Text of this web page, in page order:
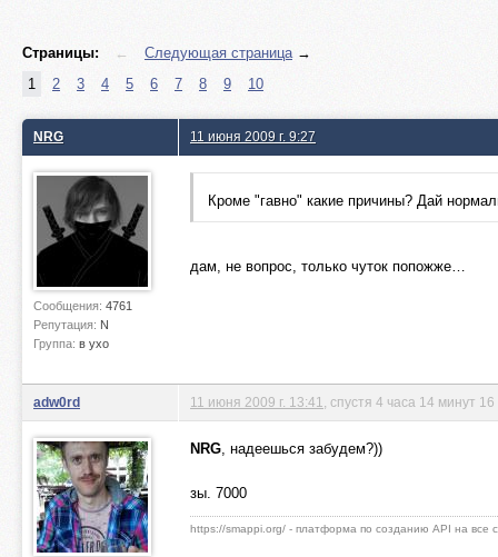
Страницы: ← Следующая страница→
1
2 3 4 5 6 7 8 9 10
NRG
Сообщения: 4761
Репутация: N
Группа: в ухо
11 июня 2009 г. 9:27
Кроме "гавно" какие причины? Дай
дам, не вопрос, только чуток попожже…
adw0rd 11 июня 2009 г. 13:41 , спустя 4 часа 14 минут 16
NRG, надеешься забудем?))
зы. 7000
https://smappi.org/ - платформа по созданию API на все